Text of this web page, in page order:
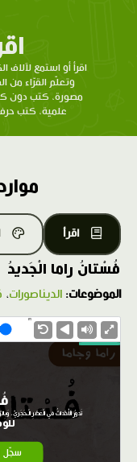
اقرأ أو استمع
وتعلّم القرّاء من
مصورة، كتب دون
علمية، كتب
اقرأ
فُسْتانُ راما الْجَديدُ
الموضوعات: الديناصورات،
تَدورُ الْأَحْداثُ في الْعَصْرِ الْـحَجَريِّ،
سجّل